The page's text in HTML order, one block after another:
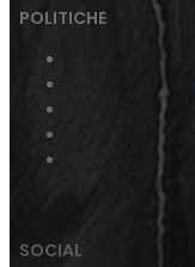
POLITICHE
SOCIAL